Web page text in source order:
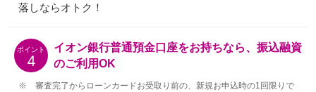
落しならオトク！
ポイント
4
イオン銀行普通預金口座をお持ちなら、振込融資
のご利用OK
※
審査完了からローンカードお受取り前の、新規お申込時の1回限りで